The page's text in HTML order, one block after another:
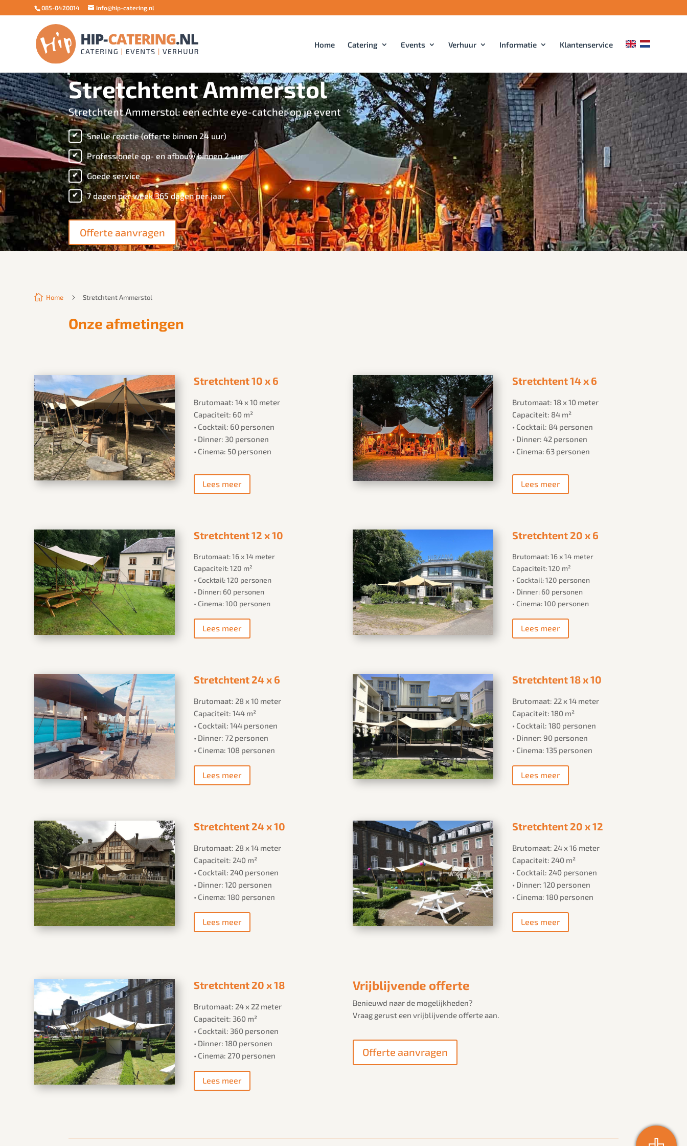
085-0420014 info@hip-catering.nl
Home Catering Events Verhuur Informatie Klantenservice
Stretchtent Ammerstol
Stretchtent Ammerstol: een echte eye-catcher op je event
Snelle reactie (offerte binnen 24 uur)
Professionele op- en afbouw binnen 2 uur
Goede service
7 dagen per week 365 dagen per jaar
Offerte aanvragen
 Home 5 Stretchtent Ammerstol
Onze afmetingen
Stretchtent 10 x 6
Brutomaat: 14 x 10 meter
Capaciteit: 60 m²
• Cocktail: 60 personen
• Dinner: 30 personen
• Cinema: 50 personen
Lees meer
Stretchtent 14 x 6
Brutomaat: 18 x 10 meter
Capaciteit: 84 m²
• Cocktail: 84 personen
• Dinner: 42 personen
• Cinema: 63 personen
Lees meer
Stretchtent 12 x 10
Brutomaat: 16 x 14 meter
Capaciteit: 120 m²
• Cocktail: 120 personen
• Dinner: 60 personen
• Cinema: 100 personen
Lees meer
Stretchtent 20 x 6
Brutomaat: 16 x 14 meter
Capaciteit: 120 m²
• Cocktail: 120 personen
• Dinner: 60 personen
• Cinema: 100 personen
Lees meer
Stretchtent 24 x 6
Brutomaat: 28 x 10 meter
Capaciteit: 144 m²
• Cocktail: 144 personen
• Dinner: 72 personen
• Cinema: 108 personen
Lees meer
Stretchtent 18 x 10
Brutomaat: 22 x 14 meter
Capaciteit: 180 m²
• Cocktail: 180 personen
• Dinner: 90 personen
• Cinema: 135 personen
Lees meer
Stretchtent 24 x 10
Brutomaat: 28 x 14 meter
Capaciteit: 240 m²
• Cocktail: 240 personen
• Dinner: 120 personen
• Cinema: 180 personen
Lees meer
Stretchtent 20 x 12
Brutomaat: 24 x 16 meter
Capaciteit: 240 m²
• Cocktail: 240 personen
• Dinner: 120 personen
• Cinema: 180 personen
Lees meer
Stretchtent 20 x 18
Brutomaat: 24 x 22 meter
Capaciteit: 360 m²
• Cocktail: 360 personen
• Dinner: 180 personen
• Cinema: 270 personen
Lees meer
Vrijblijvende offerte
Benieuwd naar de mogelijkheden?
Vraag gerust een vrijblijvende offerte aan.
Offerte aanvragen